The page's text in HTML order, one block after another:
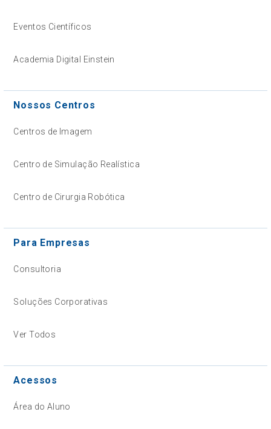
Eventos Científicos
Academia Digital Einstein
Nossos Centros
Centros de Imagem
Centro de Simulação Realística
Centro de Cirurgia Robótica
Para Empresas
Consultoria
Soluções Corporativas
Ver Todos
Acessos
Área do Aluno